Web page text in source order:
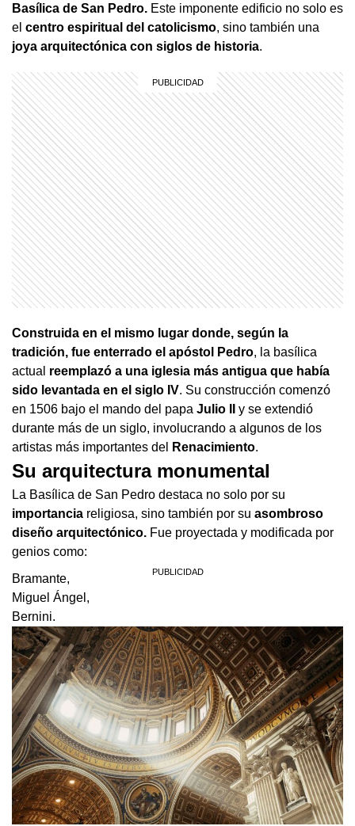
Basílica de San Pedro. Este imponente edificio no solo es
el centro espiritual del catolicismo, sino también una
joya arquitectónica con siglos de historia.
Construida en el mismo lugar donde, según la
tradición, fue enterrado el apóstol Pedro, la basílica
actual reemplazó a una iglesia más antigua que había
sido levantada en el siglo IV. Su construcción comenzó
en 1506 bajo el mando del papa Julio II y se extendió
durante más de un siglo, involucrando a algunos de los
artistas más importantes del
Renacimiento.
Su arquitectura monumental
La Basílica de San Pedro destaca no solo por su
importancia religiosa, sino también por su asombroso
diseño arquitectónico. Fue proyectada y modificada por
genios como:
Bramante,
Miguel Ángel,
Bernini.